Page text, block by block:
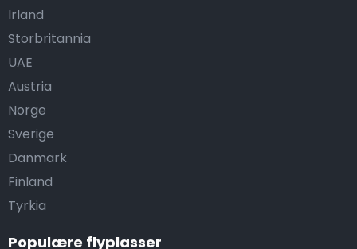
Irland
Storbritannia
UAE
Austria
Norge
Sverige
Danmark
Finland
Tyrkia
Populære flyplasser